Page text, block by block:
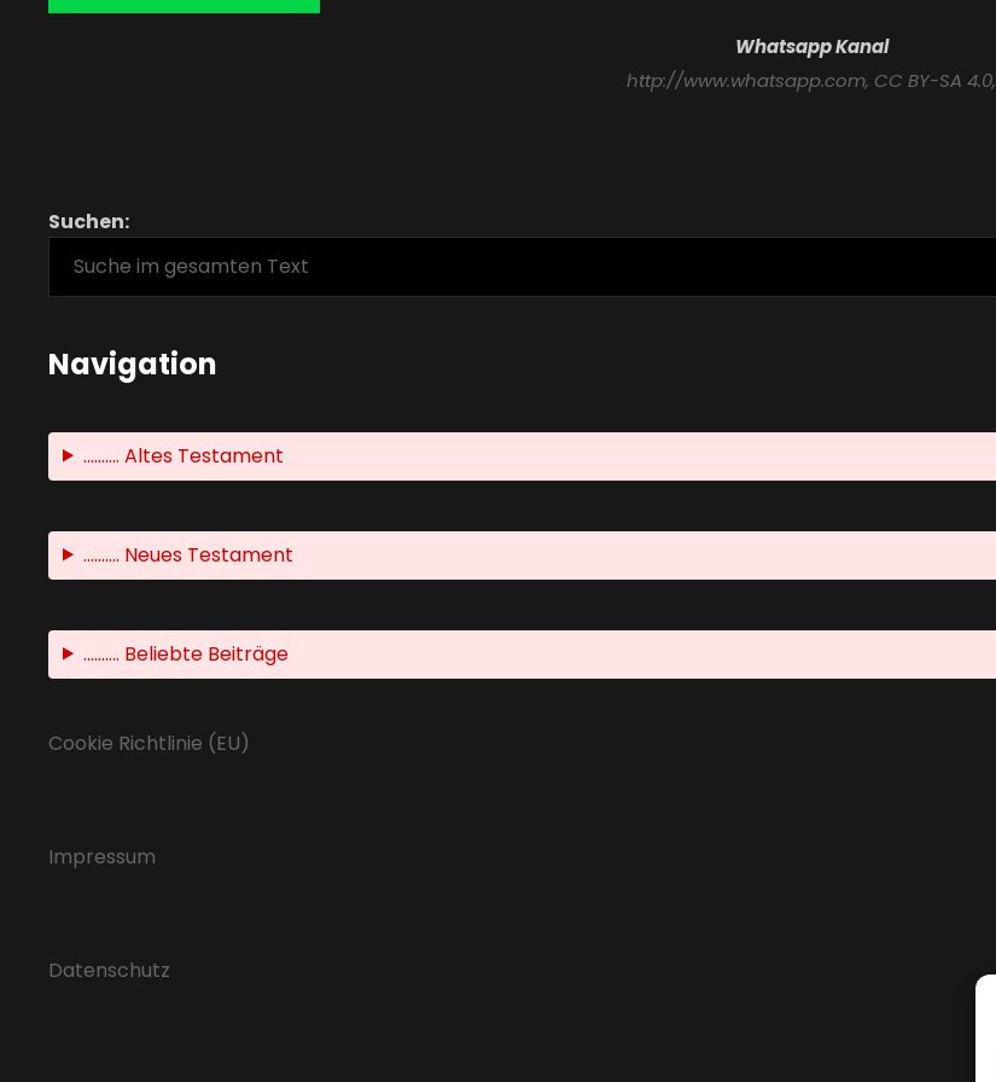
Whatsapp Kanal
http://www.whatsapp.com, CC BY-SA 4.0,
Suchen:
Navigation
.......... Altes Testament
.......... Neues Testament
.......... Beliebte Beiträge
Cookie Richtlinie (EU)
Impressum
Datenschutz